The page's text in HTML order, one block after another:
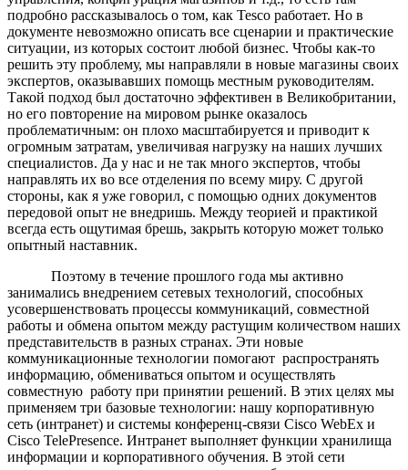
подробно рассказывалось о том, как Tesco работает. Но в
документе невозможно описать все сценарии и практические
ситуации, из которых состоит любой бизнес. Чтобы как-то
решить эту проблему, мы направляли в новые магазины своих
экспертов, оказывавших помощь местным руководителям.
Такой подход был достаточно эффективен в Великобритании,
но его повторение на мировом рынке оказалось
проблематичным: он плохо масштабируется и приводит к
огромным затратам, увеличивая нагрузку на наших лучших
специалистов. Да у нас и не так много экспертов, чтобы
направлять их во все отделения по всему миру. С другой
стороны, как я уже говорил, с помощью одних документов
передовой опыт не внедришь. Между теорией и практикой
всегда есть ощутимая брешь, закрыть которую может только
опытный наставник.
Поэтому в течение прошлого года мы активно
занимались внедрением сетевых технологий, способных
усовершенствовать процессы коммуникаций, совместной
работы и обмена опытом между растущим количеством наших
представительств в разных странах. Эти новые
коммуникационные технологии помогают распространять
информацию, обмениваться опытом и осуществлять
совместную работу при принятии решений. В этих целях мы
применяем три базовые технологии: нашу корпоративную
сеть (интранет) и системы конференц-связи Cisco WebEx и
Cisco TelePresence. Интранет выполняет функции хранилища
информации и корпоративного обучения. В этой сети